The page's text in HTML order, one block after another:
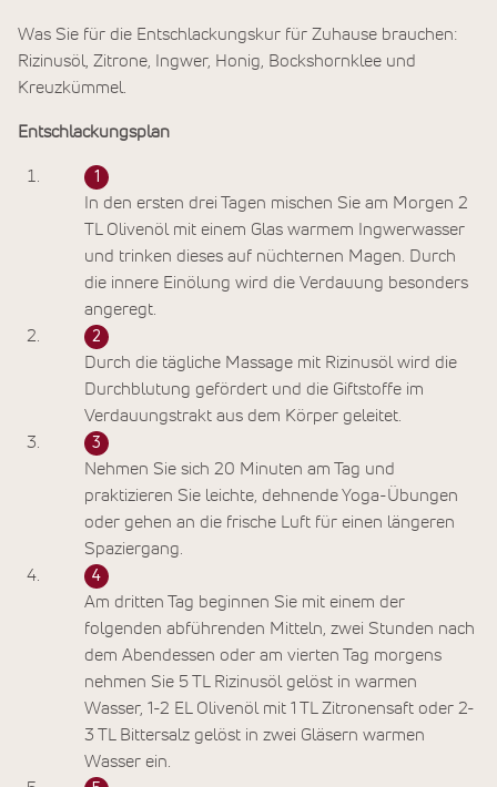
Was Sie für die Entschlackungskur für Zuhause brauchen:
Rizinusöl, Zitrone, Ingwer, Honig, Bockshornklee und
Kreuzkümmel.
Entschlackungsplan
In den ersten drei Tagen mischen Sie am Morgen 2
TL Olivenöl mit einem Glas warmem Ingwerwasser
und trinken dieses auf nüchternen Magen. Durch
die innere Einölung wird die Verdauung besonders
angeregt.
Durch die tägliche Massage mit Rizinusöl wird die
Durchblutung gefördert und die Giftstoffe im
Verdauungstrakt aus dem Körper geleitet.
Nehmen Sie sich 20 Minuten am Tag und
praktizieren Sie leichte, dehnende Yoga-Übungen
oder gehen an die frische Luft für einen längeren
Spaziergang.
Am dritten Tag beginnen Sie mit einem der
folgenden abführenden Mitteln, zwei Stunden nach
dem Abendessen oder am vierten Tag morgens
nehmen Sie 5 TL Rizinusöl gelöst in warmen
Wasser, 1-2 EL Olivenöl mit 1 TL Zitronensaft oder 2-
3 TL Bittersalz gelöst in zwei Gläsern warmen
Wasser ein.